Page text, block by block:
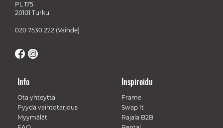
PL 175
20101 Turku
020 7530 222 (Vaihde)
Info
Ota yhteyttä
Pyydä vaihtotarjous
Myymälät
Inspiroidu
Frame
Swap It
Rajala B2B